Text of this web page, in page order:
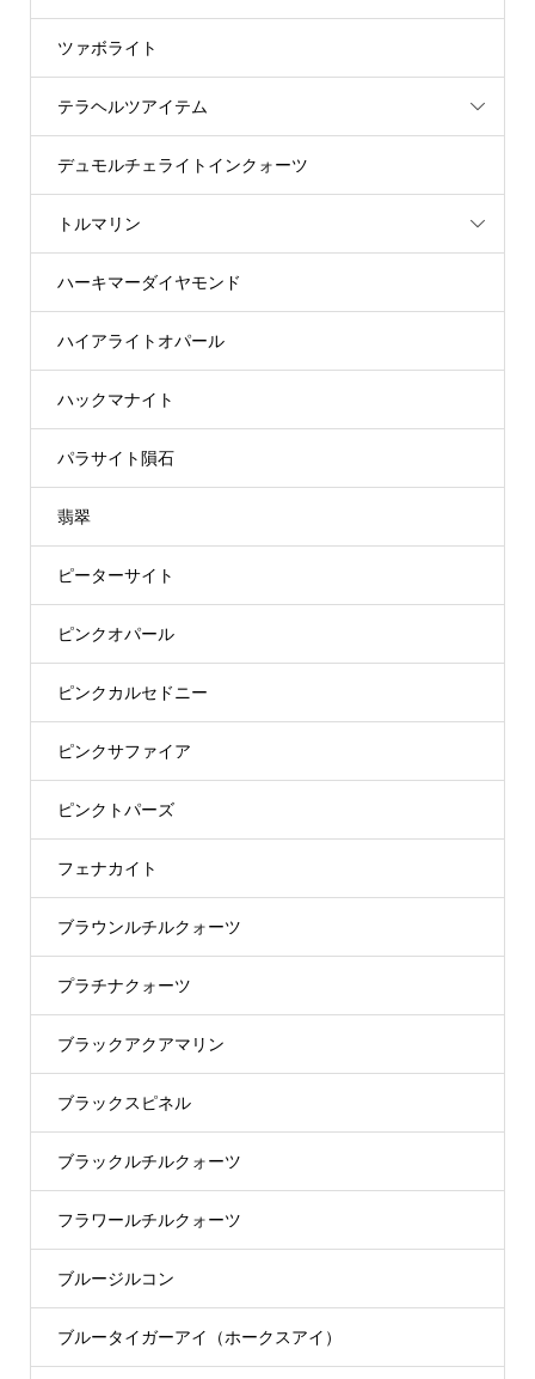
ツァボライト
テラヘルツアイテム
デュモルチェライトインクォーツ
トルマリン
ハーキマーダイヤモンド
ハイアライトオパール
ハックマナイト
パラサイト隕石
翡翠
ピーターサイト
ピンクオパール
ピンクカルセドニー
ピンクサファイア
ピンクトパーズ
フェナカイト
ブラウンルチルクォーツ
プラチナクォーツ
ブラックアクアマリン
ブラックスピネル
ブラックルチルクォーツ
フラワールチルクォーツ
ブルージルコン
ブルータイガーアイ（ホークスアイ）